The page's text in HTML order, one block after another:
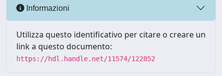
Informazioni
Utilizza questo identificativo per citare o creare un
link a questo documento:
https://hdl.handle.net/11574/122852